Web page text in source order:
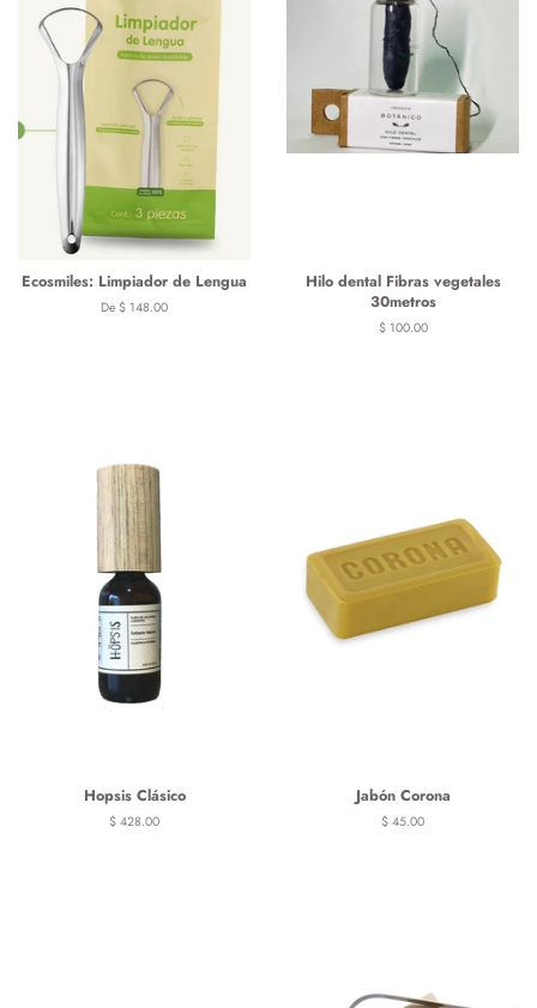
Ecosmiles: Limpiador de Lengua
De $ 148.00
Hilo dental Fibras vegetales
30metros
Precio
$ 100.00
Hopsis Clásico
Precio
$ 428.00
Jabón Corona
Precio
$ 45.00